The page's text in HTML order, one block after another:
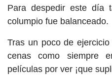
Para despedir este día
columpio fue balanceado.
Tras un poco de
cenas como siempre
películas por ver ¡que